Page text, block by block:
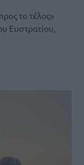
το τέλος»
Ευστρατίου,